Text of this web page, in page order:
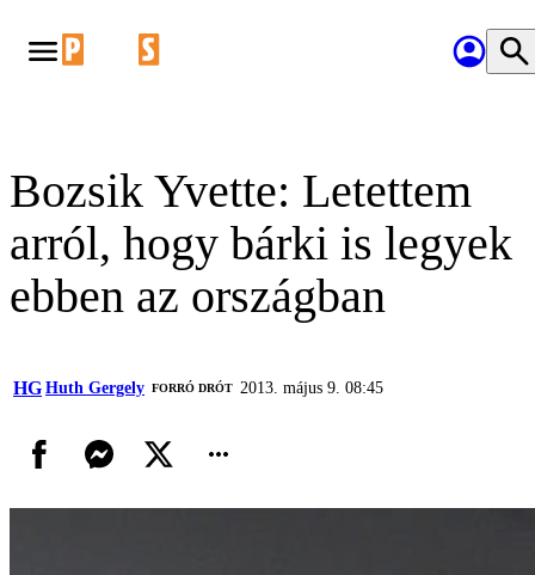
Bozsik Yvette: Letettem
arról, hogy bárki is legyek
ebben az országban
HG Huth Gergely FORRÓ DRÓT 2013. május 9. 08:45